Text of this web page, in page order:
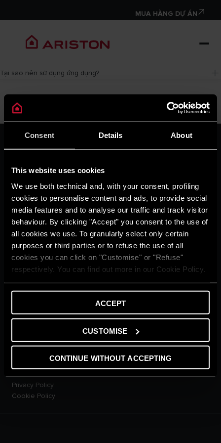
Consent Details About
This website uses cookies
We use both technical and, with your consent, profiling
cookies to personalise content and ads, to provide social
media features and to analyse our traffic and track visitor
behaviour. By clicking "Accept" you consent to the use of
all cookies we use. To granularly select only certain
purposes or third parties or to refuse the use of all
cookies you can click on "Customise" or "Refuse"
respectively. You can find out more in our Cookie Policy.
ACCEPT
CUSTOMISE
CONTINUE WITHOUT ACCEPTING
MUA HÀNG DỰ ÁN
Tại sao nên sử dụng ứng dụng?
Thương hiệu Ariston
Tuyển Dụng
TẠP CHÍ
Mẹo & giải pháp
Tin tức
Ngôi nhà thư thái
Cuộc sống xanh
DỊCH VỤ KHÁCH HÀNG
Đăng kí bảo hành online
Hội Viên Diamond Club
Liên Hệ Với Chúng Tôi
Máy Nước Nóng Gián Tiếp
Máy Nước Nóng Trực Tiếp
Máy Nước Nóng Năng Lượng
Máy Nước Nóng Bơm Nhiệt
LEGAL AREA
Privacy Policy
Cookie Policy